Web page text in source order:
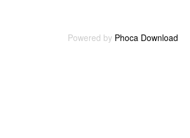
Powered by Phoca Download